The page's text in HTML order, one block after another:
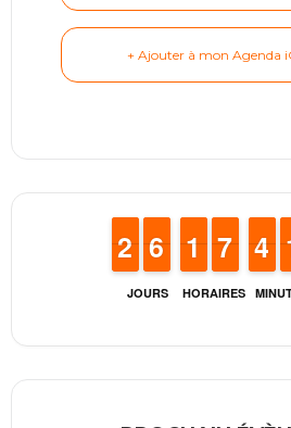
+ Ajouter à mon Agenda
JOURS
1
1
2
2 5
5
6
6
HORAIRES
1
1
1
1 6
6
7
7 3
3
4
4